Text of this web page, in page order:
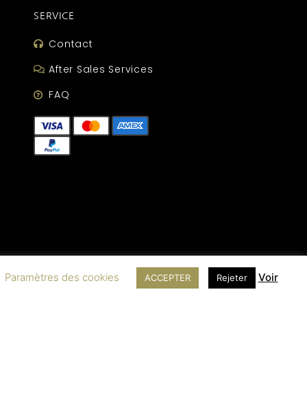
SERVICE
Contact
After Sales Services
FAQ
Paramètres des cookies ACCEPTER Rejeter Voir